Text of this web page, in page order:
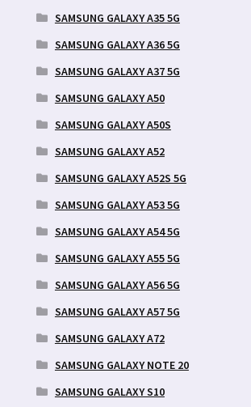
SAMSUNG GALAXY A35 5G
SAMSUNG GALAXY A36 5G
SAMSUNG GALAXY A37 5G
SAMSUNG GALAXY A50
SAMSUNG GALAXY A50S
SAMSUNG GALAXY A52
SAMSUNG GALAXY A52S 5G
SAMSUNG GALAXY A53 5G
SAMSUNG GALAXY A54 5G
SAMSUNG GALAXY A55 5G
SAMSUNG GALAXY A56 5G
SAMSUNG GALAXY A57 5G
SAMSUNG GALAXY A72
SAMSUNG GALAXY NOTE 20
SAMSUNG GALAXY S10